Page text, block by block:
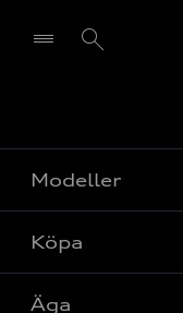
Modeller
Alla modeller
Elbilar
Köpa
Äga